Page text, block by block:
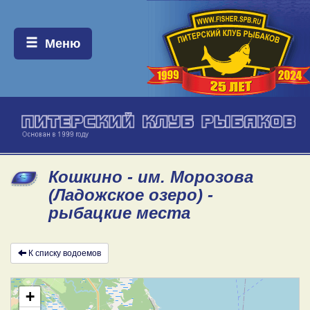
Меню:
Меню
Кошкино - им. Морозова
(Ладожское озеро) -
рыбацкие места
К списку водоемов
+